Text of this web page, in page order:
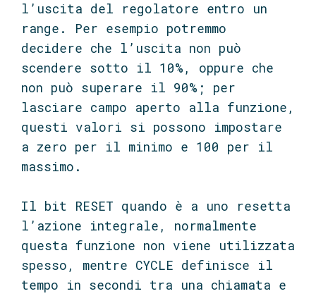
l’uscita del regolatore entro un
range. Per esempio potremmo
decidere che l’uscita non può
scendere sotto il 10%, oppure che
non può superare il 90%; per
lasciare campo aperto alla funzione,
questi valori si possono impostare
a zero per il minimo e 100 per il
massimo.
Il bit RESET quando è a uno resetta
l’azione integrale, normalmente
questa funzione non viene utilizzata
spesso, mentre CYCLE definisce il
tempo in secondi tra una chiamata e